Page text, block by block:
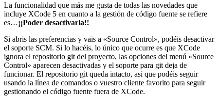
La funcionalidad que más me gusta de todas las novedades que
incluye XCode 5 en cuanto a la gestión de código fuente se refiere
es…¡¡Poder desactivarla!!
Si abris las preferencias y vais a «Source Control», podéis desactivar
el soporte SCM. Si lo hacéis, lo único que ocurre es que XCode
ignora el repositorio git del proyecto, las opciones del menú «Source
Control» aparecen desactivadas y el soporte para git deja de
funcionar. El repositorio git queda intacto, así que podéis seguir
usando la línea de comandos o vuestro cliente favorito para seguir
gestionando el código fuente fuera de XCode.